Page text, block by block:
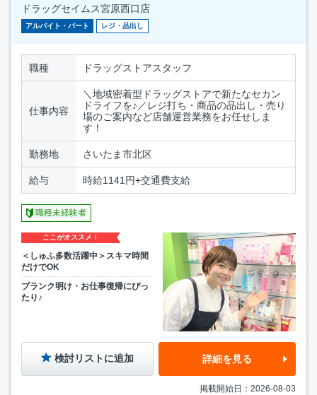
ドラッグセイムス宮原西口店
アルバイト・パート レジ・品出し
職種 ドラッグストアスタッフ
仕事内容
＼地域密着型ドラッグストアで新たなセカン
ドライフを♪／レジ打ち・商品の品出し・売り
場のご案内など店舗運営業務をお任せしま
す！
勤務地 さいたま市北区
給与 時給1141円+交通費支給
職種未経験者
ここがオススメ！
＜しゅふ多数活躍中＞スキマ時間
だけでOK
ブランク明け・お仕事復帰にぴっ
たり♪
検討リストに追加 詳細を見る
掲載開始日：2026-08-03